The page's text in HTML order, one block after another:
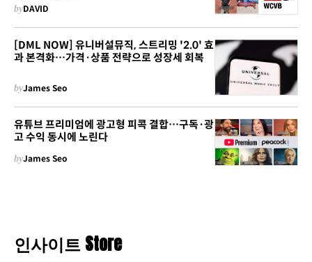
byDAVID
[DML NOW] 유니버설뮤직, 스트리밍 '2.0' 효
과 본격화…가격·상품 전략으로 성장세 회복
byJames Seo
유튜브 프리미엄에 광고형 피콕 결합…구독·광
고 수익 동시에 노린다
byJames Seo
인사이트 Store